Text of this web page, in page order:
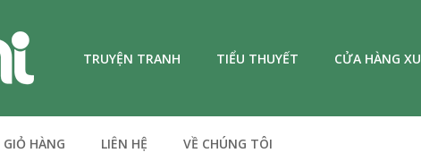
TRUYỆN TRANH TIỂU THUYẾT CỬA HÀNG XU
GIỎ HÀNG LIÊN HỆ VỀ CHÚNG TÔI